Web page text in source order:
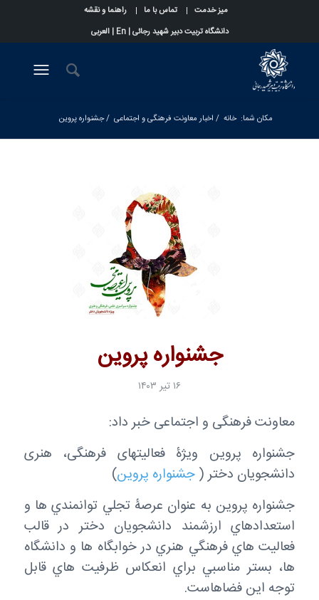
میز خدمت تماس با ما
راهنما و نقشه
دانشگاه تربیت دبیر شهید رجائی |En
|العربی
مکان شما: خانه / اخبار معاونت فرهنگی و اجتماعی /جشنواره پروین
جشنواره پروین
۱۶ تیر ۱۴۰۳
معاونت فرهنگی و اجتماعی خبر داد:
جشنواره پروین ویژۀ فعالیتهای فرهنگی، هنری
دانشجویان دختر ( جشنواره پروین)
جشنواره پروین به عنوان عرصۀ تجلي توانمندي ها و
استعدادهاي ارزشمند دانشجویان دختر در قالب
فعالیت هاي فرهنگي هنري در خوابگاه ها و دانشگاه
ها، بستر مناسبي براي انعكاس ظرفیت هاي قابل
توجه این فضاهاست.